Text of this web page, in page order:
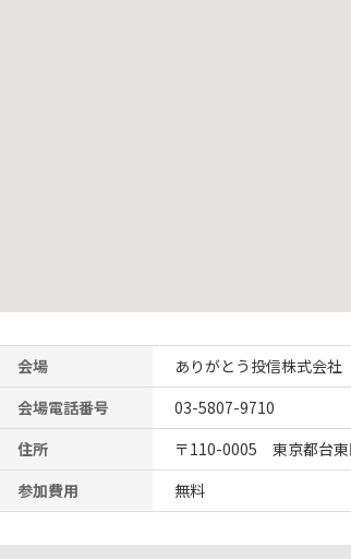
会場
ありがとう投信株式会
会場電話番号
03-5807-9710
住所
〒110-0005 東京都台
参加費用
無料